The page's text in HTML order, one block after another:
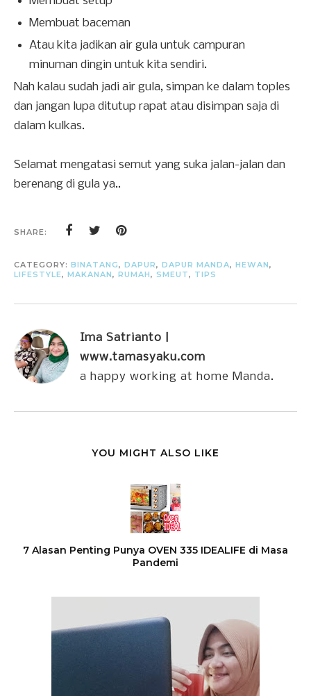
Membuat baceman
Atau kita jadikan air gula untuk campuran
minuman dingin untuk kita sendiri.
Nah kalau sudah jadi air gula, simpan ke dalam toples
dan jangan lupa ditutup rapat atau disimpan saja di
dalam kulkas.
Selamat mengatasi semut yang suka jalan-jalan dan
berenang di gula ya..
SHARE:
CATEGORY: BINATANG, DAPUR, DAPUR MANDA, HEWAN,
LIFESTYLE, MAKANAN, RUMAH, SMEUT, TIPS
Ima Satrianto |
www.tamasyaku.com
a happy working at home Manda.
YOU MIGHT ALSO LIKE
7 Alasan Penting Punya OVEN 335 IDEALIFE di Masa
Pandemi